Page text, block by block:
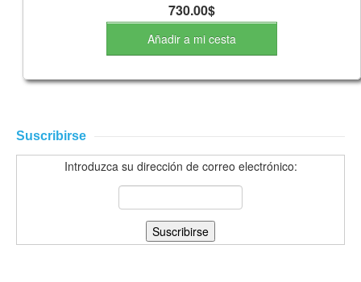
730.00$
Añadir a mi cesta
Suscribirse
Introduzca su dirección de correo electrónico: